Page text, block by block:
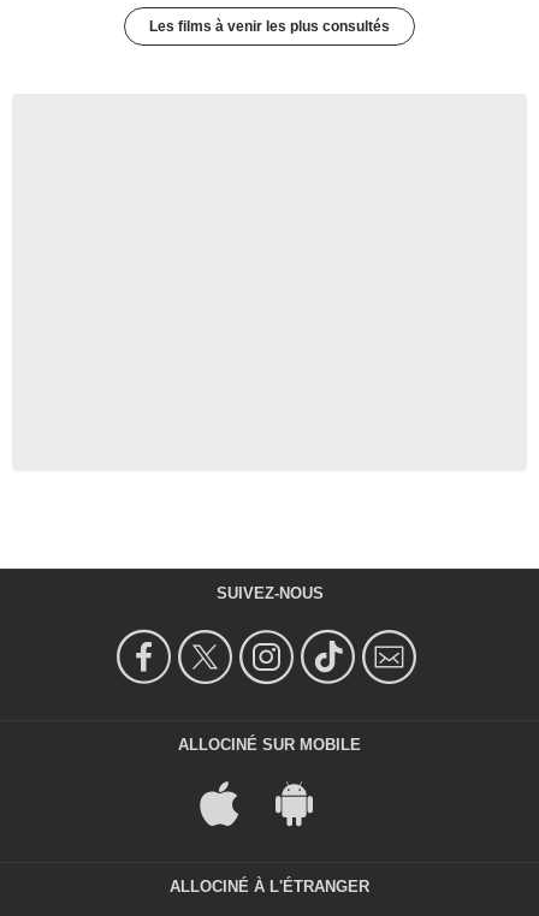
Les films à venir les plus consultés
SUIVEZ-NOUS
ALLOCINÉ SUR MOBILE
ALLOCINÉ À L'ÉTRANGER